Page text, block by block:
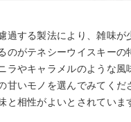
過する製法により、雑味が
のがテネシーウイスキーの
ラやキャラメルのような風
甘いモノを選んでみてくだ
と相性がよいとされていま